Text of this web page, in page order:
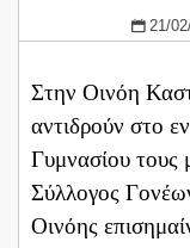
21/
Στην Οινόη
αντιδρούν στο
Γυμνασίου
Σύλλογος
Οινόης